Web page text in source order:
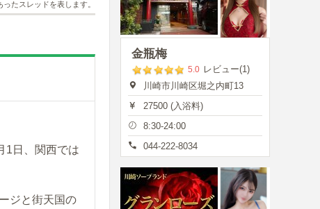
たスレッドを表します。
1日、関西では
ジと街天国の
金瓶梅
5.0 レビュー(1)
川崎市川崎区堀之内町13
27500 (入浴料)
8:30-24:00
044-222-8034